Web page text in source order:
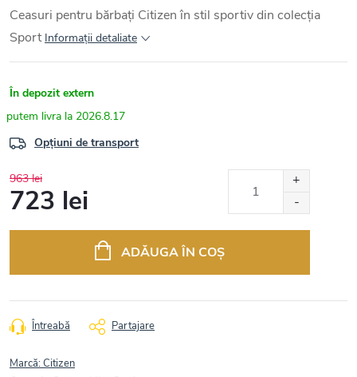
Ceasuri pentru bărbați Citizen în stil sportiv din colecția
Sport Informaţii detaliate
În depozit extern
2026.8.17
Opțiuni de transport
963 lei
723 lei
ADĂUGA ÎN COŞ
Întreabă Partajare
Marcă:Citizen